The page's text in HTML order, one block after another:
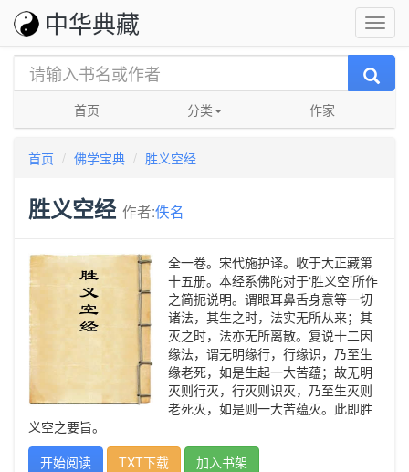
中华典藏
首页 分类 作家
首页 佛学宝典 胜义空经
胜义空经 作者:佚名
全一卷。宋代施护译。收于大正藏第
十五册。本经系佛陀对于‘胜义空’所作
之简扼说明。谓眼耳鼻舌身意等一切
诸法，其生之时，法实无所从来；其
灭之时，法亦无所离散。复说十二因
缘法，谓无明缘行，行缘识，乃至生
缘老死，如是生起一大苦蕴；故无明
灭则行灭，行灭则识灭，乃至生灭则
老死灭，如是则一大苦蕴灭。此即胜
义空之要旨。
开始阅读
TXT下载 加入书架